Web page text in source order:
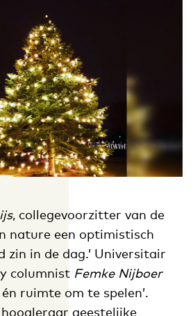
, collegevoorzitter van de
nature een optimistisch
zin in de dag.’ Universitair
columnist Femke Nijboer
ruimte om te spelen’.
hoogleraar geestelijke